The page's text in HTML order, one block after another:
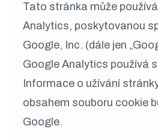
Tato stránka může
Analytics, poskytovanou
Google, Inc. (dále jen
Google Analytics používá
Informace o užívání
obsahem souboru cookie
Google.